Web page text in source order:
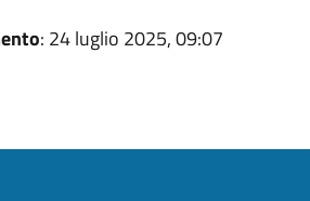
: 24 luglio 2025, 09:07